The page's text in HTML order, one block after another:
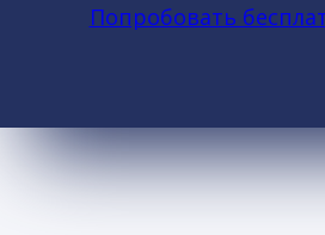
Попробовать